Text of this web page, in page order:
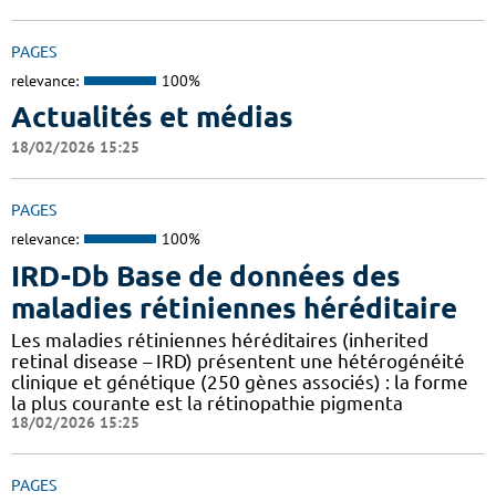
PAGES
relevance: 100%
Actualités et médias
18/02/2026 15:25
PAGES
relevance: 100%
IRD-Db Base de données des
maladies rétiniennes héréditaire
Les maladies rétiniennes héréditaires (inherited
retinal disease – IRD) présentent une hétérogénéité
clinique et génétique (250 gènes associés) : la forme
la plus courante est la rétinopathie pigmenta
18/02/2026 15:25
PAGES